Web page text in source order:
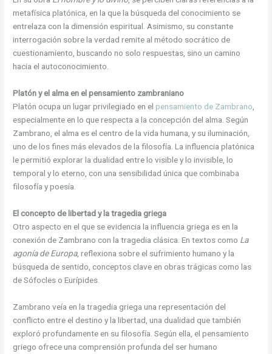
metafísica platónica, en la que la búsqueda del conocimiento se
entrelaza con la dimensión espiritual. Asimismo, su constante
interrogación sobre la verdad remite al método socrático de
cuestionamiento, buscando no solo respuestas, sino un camino
hacia el autoconocimiento.
Platón y el alma en el pensamiento zambraniano
Platón ocupa un lugar privilegiado en el pensamiento de Zambrano
especialmente en lo que respecta a la concepción del alma. Según
Zambrano, el alma es el centro de la vida humana, y su iluminación,
uno de los fines más elevados de la filosofía. La influencia platónica
le permitió explorar la dualidad entre lo visible y lo invisible, lo
temporal y lo eterno, con una sensibilidad única que combinaba
filosofía y poesía.
El concepto de libertad y la tragedia griega
Otro aspecto en el que se evidencia la influencia griega es en la
conexión de Zambrano con la tragedia clásica. En textos como La
agonía de Europa, reflexiona sobre el sufrimiento humano y la
búsqueda de sentido, conceptos clave en obras trágicas como las
de Sófocles o Eurípides.
Zambrano veía en la tragedia griega una representación del
conflicto entre el destino y la libertad, una dualidad que también
exploró profundamente en su filosofía. Según ella, el pensamiento
griego ofrece una comprensión profunda del ser humano